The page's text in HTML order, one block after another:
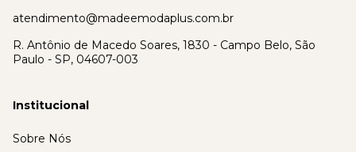
atendimento@madeemodaplus.com.br
R. Antônio de Macedo Soares, 1830 - Campo Belo, São
Paulo - SP, 04607-003
Institucional
Sobre Nós